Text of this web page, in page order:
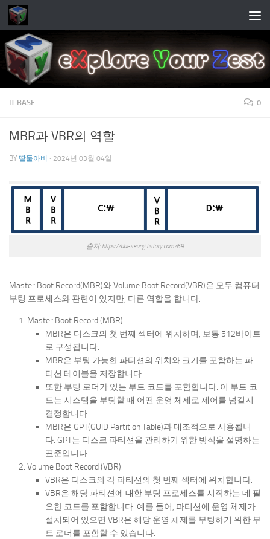
Skip to content
IT BASE 0
MBR과 VBR의 역할
BY 딸둘아비 · 2024년 03월 04일
출처: https://dal-seung.tistory.com/69
Master Boot Record(MBR)와 Volume Boot Record(VBR)은 모두 컴퓨터
부팅 프로세스와 관련이 있지만, 다른 역할을 합니다.
Master Boot Record (MBR):
MBR은 디스크의 첫 번째 섹터에 위치하며, 보통 512바이트
로 구성됩니다.
MBR은 부팅 가능한 파티션의 위치와 크기를 포함하는 파
티션 테이블을 저장합니다.
또한 부팅 로더가 있는 부트 코드를 포함합니다. 이 부트 코
드는 시스템을 부팅할 때 어떤 운영 체제로 제어를 넘길지
결정합니다.
MBR은 GPT(GUID Partition Table)과 대조적으로 사용됩니
다. GPT는 디스크 파티션을 관리하기 위한 방식을 설명하는
표준입니다.
Volume Boot Record (VBR):
VBR은 디스크의 각 파티션의 첫 번째 섹터에 위치합니다.
VBR은 해당 파티션에 대한 부팅 프로세스를 시작하는 데 필
요한 코드를 포함합니다. 예를 들어, 파티션에 운영 체제가
설치되어 있으면 VBR은 해당 운영 체제를 부팅하기 위한 부
트 로더를 포함할 수 있습니다.